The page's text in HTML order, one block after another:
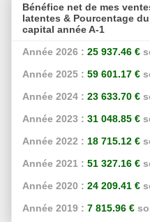
Bénéfice net de mes
latentes & Pourcentage
capital année A-1
Année 2026 : 25 937.46 €
Année 2025 : 59 601.17 €
Année 2024 : 23 633.70 €
Année 2023 : 31 048.85 €
Année 2022 : 18 715.12 €
Année 2021 : 51 327.16 €
Année 2020 : 24 209.41 €
Année 2019 : 7 815.96 €